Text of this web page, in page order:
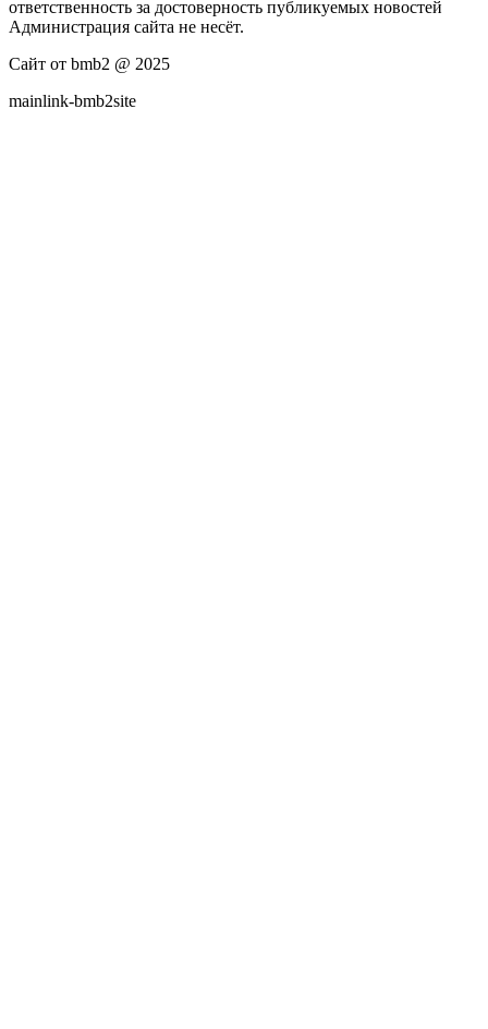
ответственность за достоверность публикуемых новостей
Администрация сайта не несёт.
Сайт от bmb2 @ 2025
mainlink-bmb2site